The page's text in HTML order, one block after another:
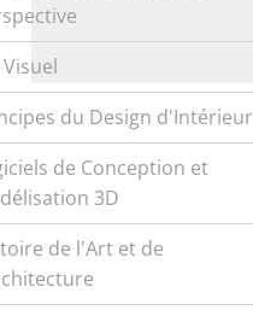
du Design d'Intérieur
de Conception et
3D
de l'Art et de